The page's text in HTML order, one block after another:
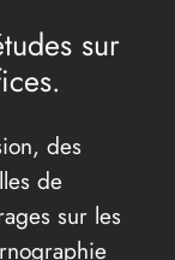
sur
des
de
sur les